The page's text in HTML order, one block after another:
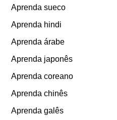
Aprenda sueco
Aprenda hindi
Aprenda árabe
Aprenda japonês
Aprenda coreano
Aprenda chinês
Aprenda galês